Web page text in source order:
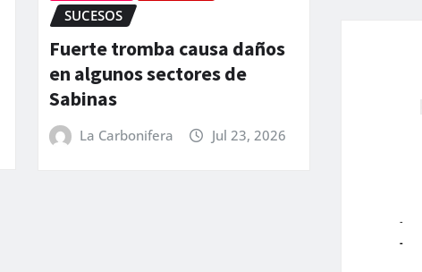
SUCESOS
Fuerte tromba causa daños
en algunos sectores de
Sabinas
La Carbonifera Jul 23, 2026
-
-